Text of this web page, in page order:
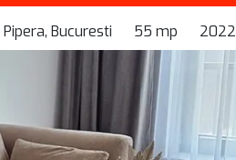
Pipera, Bucuresti 55 mp 2022